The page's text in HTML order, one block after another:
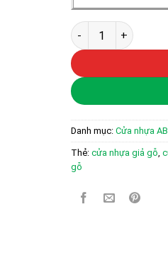
CỬA NHỰA ABS
Danh mục: Cửa nhựa
Thẻ: cửa nhựa giả gỗ,
gỗ